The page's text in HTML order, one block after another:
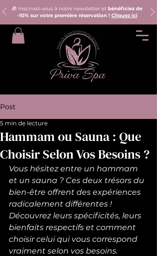
🎁 Inscrivez-vous à notre newsletter et bénéficiez de
-10% sur votre première réservation ! Cliquez ici
Post
Hammam ou Sauna : Que
Choisir Selon Vos Besoins ?
5 min de lecture
Vous hésitez entre un hammam
et un sauna ? Ces deux trésors du
bien-être offrent des expériences
radicalement différentes !
Découvrez leurs spécificités, leurs
bienfaits respectifs et comment
choisir celui qui vous correspond
vraiment selon vos besoins.